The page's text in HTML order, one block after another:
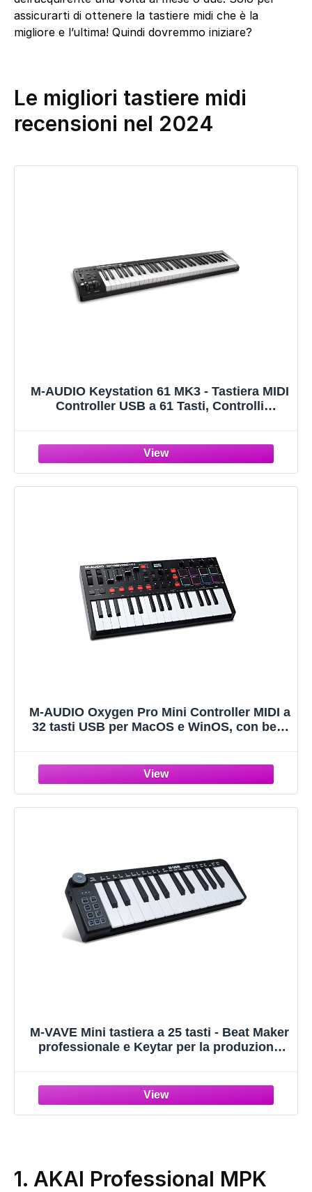
assicurarti di ottenere la tastiere midi che è la
migliore e l’ultima! Quindi dovremmo iniziare?
Le migliori tastiere midi
recensioni nel 2024
M-AUDIO Keystation 61 MK3 - Tastiera MIDI
Controller USB a 61 Tasti, Controlli
M-AUDIO Oxygen Pro Mini Controller MIDI a
32 tasti USB per MacOS e WinOS, con beat
NKS)
M-VAVE Mini tastiera a 25 tasti - Beat Maker
professionale e Keytar per la produzione
PADS
1. AKAI Professional MPK